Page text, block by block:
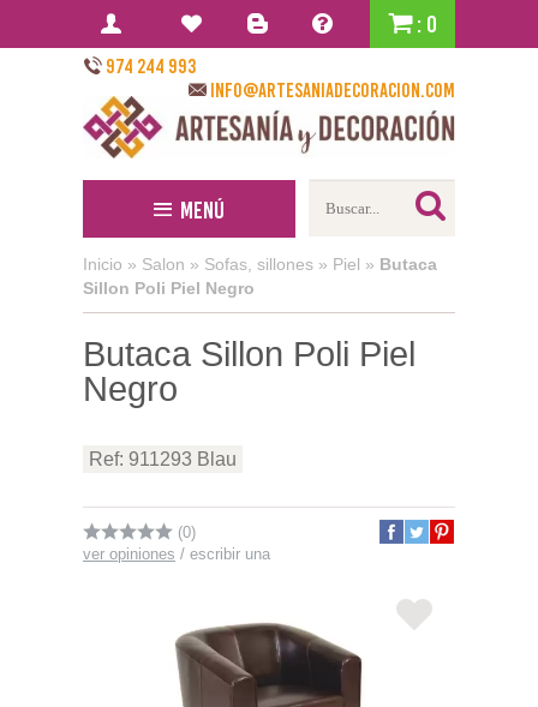
: 0
974 244 993
info@artesaniadecoracion.com
Menú
Inicio » Salon » Sofas, sillones » Piel » Butaca
Sillon Poli Piel Negro
Butaca Sillon Poli Piel
Negro
Ref: 911293 Blau
(0)
ver opiniones / escribir una